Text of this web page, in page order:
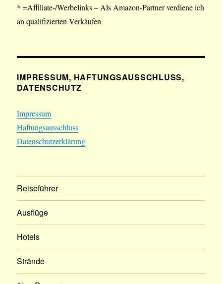
* =Affiliate-/Werbelinks – Als Amazon-Partner verdiene ich
an qualifizierten Verkäufen
IMPRESSUM, HAFTUNGSAUSSCHLUSS,
DATENSCHUTZ
Impressum
Haftungsausschluss
Datenschutzerklärung
Reiseführer
Ausflüge
Hotels
Strände